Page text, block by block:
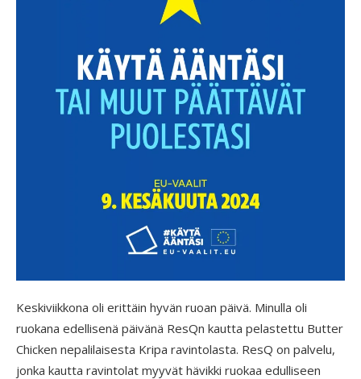
Keskiviikkona oli erittäin hyvän ruoan päivä. Minulla oli
ruokana edellisenä päivänä ResQn kautta pelastettu Butter
Chicken nepalilaisesta Kripa ravintolasta. ResQ on palvelu,
jonka kautta ravintolat myyvät hävikki ruokaa edulliseen